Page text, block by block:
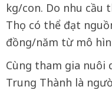
kg/con. Do nhu cầu
Thọ có thể đạt
đồng/năm từ mô
Cùng tham gia nuôi
Trung Thành là